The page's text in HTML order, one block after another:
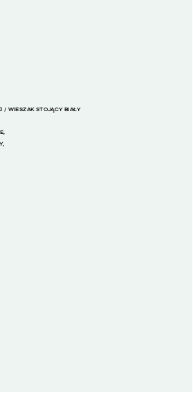
,
,
/ WIESZAK STOJĄCY BIAŁY